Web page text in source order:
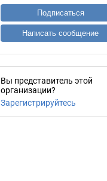
Подписаться
Написать сообщение
Вы представитель этой
организации?
Зарегистрируйтесь